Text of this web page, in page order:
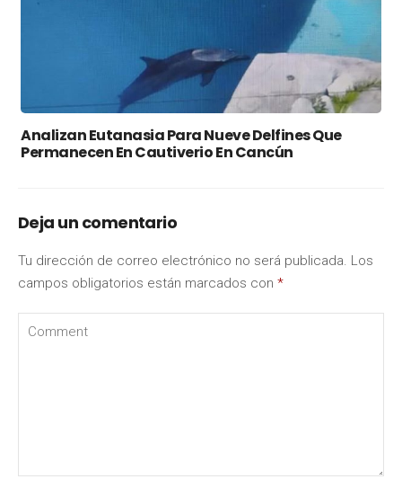
Analizan Eutanasia Para Nueve Delfines Que
Permanecen En Cautiverio En Cancún
Deja un comentario
Tu dirección de correo electrónico no será publicada. Los
campos obligatorios están marcados con *